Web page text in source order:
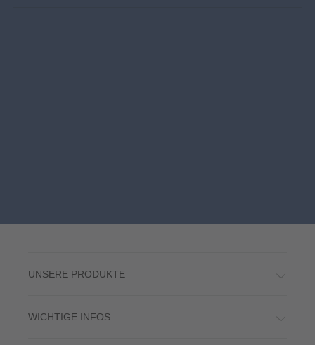
UNSERE PRODUKTE
WICHTIGE INFOS